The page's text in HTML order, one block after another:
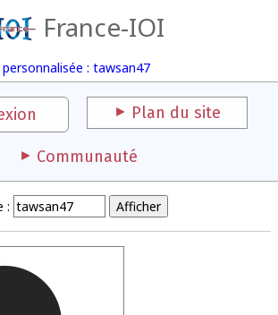
France-IOI
personnalisée : tawsan47
Plan du site
Communauté
: